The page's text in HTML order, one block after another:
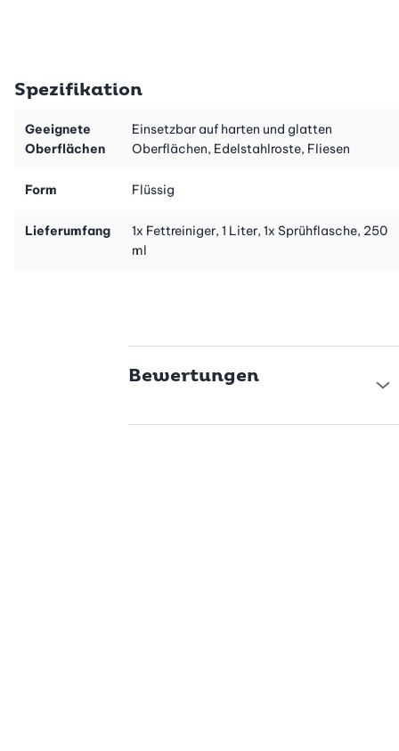
Spezifikation
Geeignete
Oberflächen
Einsetzbar auf harten und glatten
Oberflächen, Edelstahlroste, Fliesen
Form Flüssig
Lieferumfang
1x Fettreiniger, 1 Liter, 1x Sprühflasche, 250
ml
Bewertungen